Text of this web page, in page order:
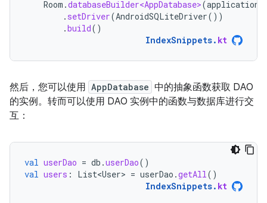
Room .databaseBuilder<AppDatabase>(
. setDriver(AndroidSQLiteDriver())
.build()
IndexSnippets. kt
然后，您可以使用 AppDatabase 中的抽象函数获取 DAO
的实例。转而可以使用 DAO 实例中的函数与数据库进行交
互：
val userDao = db .userDao()
val users : List<User> = userDao .getAll ()
IndexSnippets. kt